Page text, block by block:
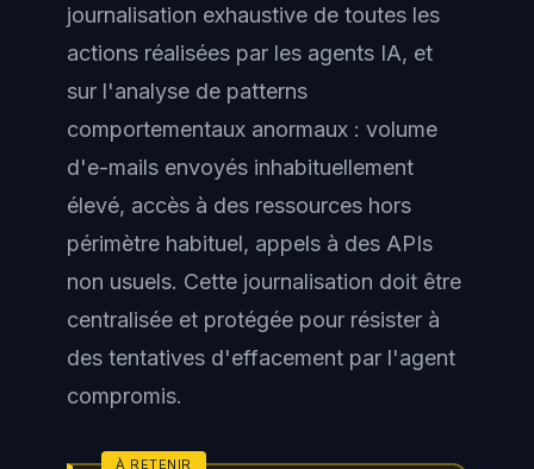
journalisation exhaustive de toutes les
actions réalisées par les agents IA, et
sur l'analyse de patterns
comportementaux anormaux : volume
d'e-mails envoyés inhabituellement
élevé, accès à des ressources hors
périmètre habituel, appels à des APIs
non usuels. Cette journalisation doit être
centralisée et protégée pour résister à
des tentatives d'effacement par l'agent
compromis.